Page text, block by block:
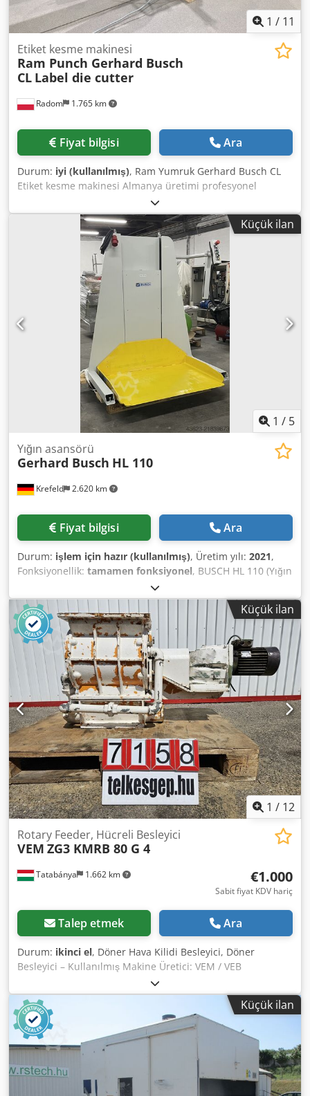
1 / 11
Radom 1.765 km
Etiket kesme makinesi
Ram Punch Gerhard Busch
CL Label die cutter
Fiyat bilgisi Ara
Durum: iyi (kullanılmış), Ram Yumruk Gerhard Busch CL
Etiket kesme makinesi Almanya üretimi profesyonel
makine. Çok iyi durumda, çalışmaya hazır. Busch,
etiketleme makineleri ve iticiler üretiminde liderdir. %100
fonksiyonel, aşınma belirtisi yoktur. Teknik özellikler: Maks.
format: 330x380 mm Min. format: 130x180 mm Çevrim:
8/dk Vuruş uzunluğu: 180 mm Kapasite: 400.000
tabaka/saat Dcjdozlgf Ispfx Ag Eok Kurulu güç: 15 kW
Ağırlık: 2600 kg Makine, hızlı bağlamalı hidrolik ünite ile
donatılmıştır. Emniyet siperleri, otomatik çalışmayı
başlatan fotoseller ve manivela ile hızlı ayarlanabilen
kesim kalıbı kelepçeleri. Tüm kafa için açı ayarı, piston
stroku ayarı ve tabla ayarı. Besleme tablası tüm eksenlerde
ayarlanabilir. İki çalışma modu: otomatik ve manuel.
Teslimatta kuyruk mevcut. Takım seti, atıkların konteynere
alınması için konveyör bant. Almanya üretimi.
Küçük ilan
1 / 5
Krefeld 2.620 km
Yığın asansörü
Gerhard Busch HL 110
Fiyat bilgisi Ara
Durum: işlem için hazır (kullanılmış), Üretim yılı: 2021,
Fonksiyonellik: tamamen fonksiyonel, BUSCH HL 110 (Yığın
Kaldırıcı) YIL: 2021 # MAKSİMUM YÜK: 1000 kg PLATFORM
EBATI: 780 x 1100 mm # MAKSİMUM KALDIRMA: 900 mm
Dcsdpfx Ajy Iuabeg Eek EXCELLENT ÇALIŞIR DURUMDA #
KONUM: Krefeld, Almanya
Küçük ilan
1 / 12
Tatabánya 1.662 km
Rotary Feeder, Hücreli Besleyici
VEM ZG3 KMRB 80 G 4
€1.000
Sabit fiyat KDV hariç
Talep etmek Ara
Durum: ikinci el, Döner Hava Kilidi Besleyici, Döner
Besleyici – Kullanılmış Makine Üretici: VEM / VEB
Elektromotorenwerke Thurm (Doğu Almanya) Model: ZG3
KMRB 80 G 4 Genel Ölçüler: Dcsdpfx Agszrwqns Esk
Genişlik: 1210 mm Derinlik: 380 mm Yükseklik: 590 mm
Teknik Özellikler: Motor Gücü: 1,5 kW Çıkış Hızı: 40
devir/dakika Çıkış Torku: 354 Nm Voltaj: 220/380 V (Üç fazlı)
Nominal Akım: 6,2 / 3,6 A Üretim Yılı: 1989
Küçük ilan